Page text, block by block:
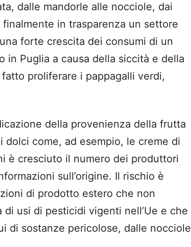
dalle mandorle alle nocciole, dai
in trasparenza un settore
forte crescita dei consumi di un
in Puglia a causa della siccità e della
proliferare i pappagalli verdi,
della provenienza della frutta
dolci come, ad esempio, le creme di
è cresciuto il numero dei produttori
sull’origine. Il rischio è
di prodotto estero che non
usi di pesticidi vigenti nell’Ue e che
di sostanze pericolose, dalle nocciole